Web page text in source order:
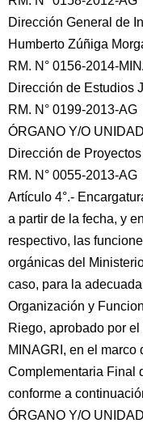
Dirección General de
Humberto Zúñiga
RM. N° 0156-2014-
Dirección de Estudios
RM. N° 0199-2013-AG
ÓRGANO Y/O
Dirección de
RM. N° 0055-2013-AG
Artículo 4°.-
a partir de la fecha, y
respectivo, las
orgánicas del
caso, para la
Organización y
Riego, aprobado por
MINAGRI, en el
Complementaria Final
conforme a
ÓRGANO Y/O